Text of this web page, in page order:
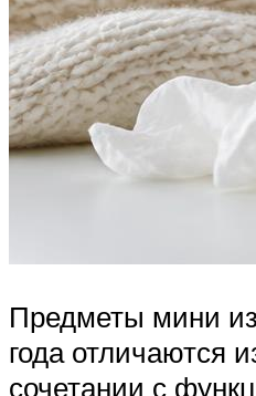
Предметы мини
года отличаются
сочетании с